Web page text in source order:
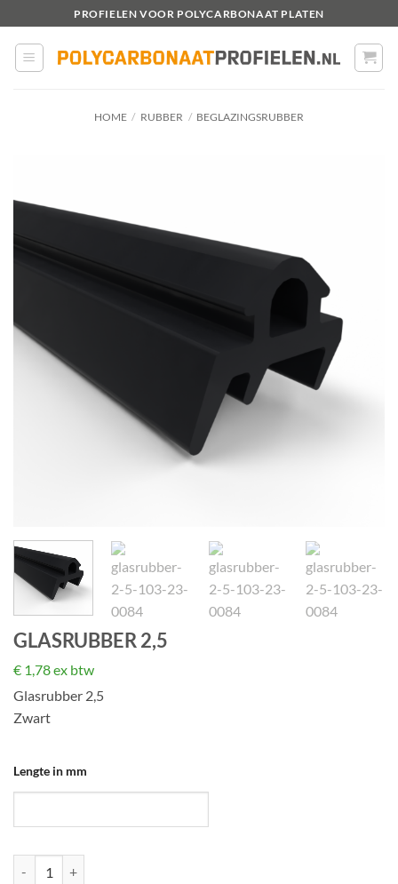
naar
inhoud
PROFIELEN VOOR POLYCARBONAAT PLATEN
HOME / RUBBER / BEGLAZINGSRUBBER
GLASRUBBER 2,5
€ 1,78ex btw
Glasrubber 2,5
Zwart
Lengte in mm